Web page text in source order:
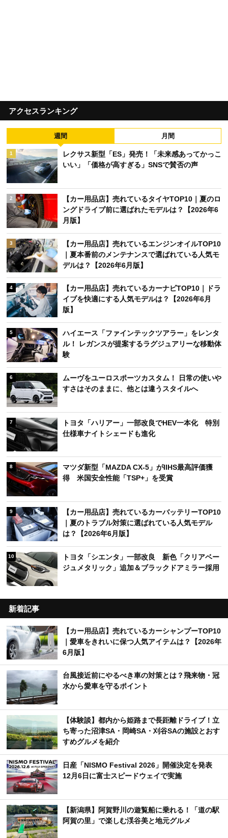
アクセスランキング
週間 月間
1
レクサス新型「ES」発売！「未来感あってかっこ
いい」「価格が高すぎる」SNSで賛否の声
2
【カー用品店】売れているタイヤTOP10｜夏のロ
ングドライブ前に選ばれたモデルは？【2026年6
月版】
3
【カー用品店】売れているエンジンオイルTOP10
｜夏本番前のメンテナンスで選ばれている人気モ
デルは？【2026年6月版】
4
【カー用品店】売れているカーナビTOP10｜ドラ
イブを快適にする人気モデルは？【2026年6月
版】
5
ハイエース「ファインテックツアラー」をレンタ
ル！ レガンスが提案するラグジュアリーな移動体
験
6
ムーヴをユーロスポーツカスタム！ 日常の使いや
すさはそのままに、他とは違うスタイルへ
7
トヨタ「ハリアー」一部改良でHEV一本化 特別
仕様車ナイトシェードも進化
8
マツダ新型「MAZDA CX-5」がIIHS最高評価獲
得 米国安全性能「TSP+」を受賞
9
【カー用品店】売れているカーバッテリーTOP10
｜夏のトラブル対策に選ばれている人気モデル
は？【2026年6月版】
10
トヨタ「シエンタ」一部改良 新色「クリアベー
ジュメタリック」追加＆ブラックドアミラー採用
新着記事
【カー用品店】売れているカーシャンプーTOP10
｜愛車をきれいに保つ人気アイテムは？【2026年
6月版】
台風接近前にやるべき車の対策とは？飛来物・冠
水から愛車を守るポイント
【体験談】都内から姫路まで長距離ドライブ！立
ち寄った沼津SA・岡崎SA・刈谷SAの施設とおす
すめグルメを紹介
日産「NISMO Festival 2026」開催決定を発表
12月6日に富士スピードウェイで実施
【新潟県】阿賀野川の遊覧船に乗れる！「道の駅
阿賀の里」で楽しむ渓谷美と地元グルメ